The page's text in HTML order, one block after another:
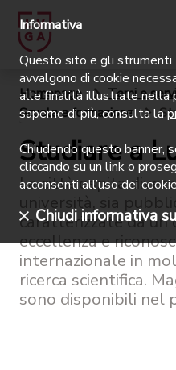
Homepage
Temi e
Scuole e formazione
Studiare a
La città ospita
università, sia
caratterizzate da
eccellenza e
internazionale in
ricerca scientifica.
sono disponibili nel
Informativa
Questo sito e gli
avvalgono di cookie
alle finalità illustrate nella
saperne di più, consulta la
Chiudendo questo banner,
cliccando su un link o
acconsenti all’uso dei
Chiudi informativa